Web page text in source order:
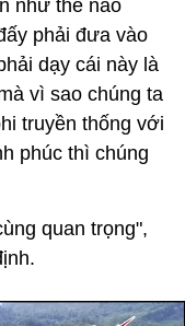
như thế nào
phải đưa vào
dạy cái này là
vì sao chúng ta
truyền thống với
phúc thì chúng
quan trọng",